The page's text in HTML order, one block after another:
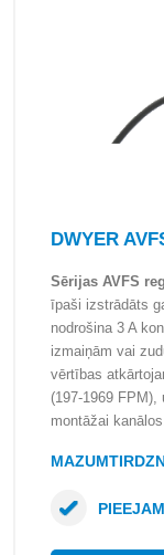
DWYER
Sērijas AVFS
īpaši izstrādāts
nodrošina 3 A
izmaiņām vai
vērtības
(197-1969
montāžai